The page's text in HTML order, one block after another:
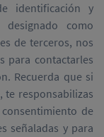
identificación y
como
de terceros, nos
para contactarles
Recuerda que si
te responsabilizas
de
señaladas y para